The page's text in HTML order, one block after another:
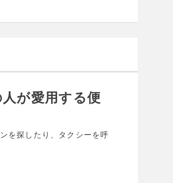
が愛用する便
を探したり、タクシーを呼